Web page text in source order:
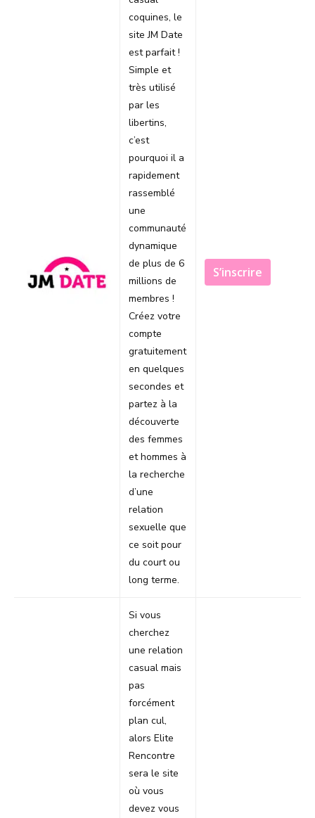
coquines, le
site JM Date
est parfait !
Simple et
très utilisé
par les
libertins,
c’est
pourquoi il a
rapidement
rassemblé
une
communauté
dynamique
de plus de 6
millions de
membres !
Créez votre
compte
gratuitement
en quelques
secondes et
partez à la
découverte
des femmes
et hommes à
la recherche
d’une
relation
sexuelle que
ce soit pour
du court ou
long terme.
S’inscrire
Si vous
cherchez
une relation
casual mais
pas
forcément
plan cul,
alors Elite
Rencontre
sera le site
où vous
devez vous